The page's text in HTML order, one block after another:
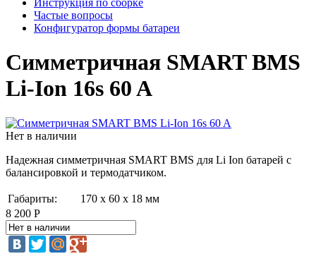
Инструкция по сборке
Частые вопросы
Конфигуратор формы батареи
Симметричная SMART BMS
Li-Ion 16s 60 A
Нет в наличии
Надежная симметричная SMART BMS для Li Ion батарей с
балансировкой и термодатчиком.
Габариты:
170 х 60 х 18 мм
8 200 Р